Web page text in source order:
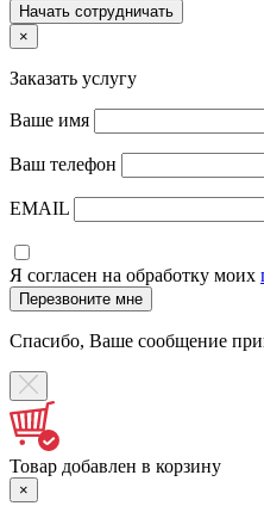
×
Заказать услугу
Ваше имя
Ваш телефон
EMAIL
Я согласен на обработку моих
Спасибо, Ваше сообщение
Товар добавлен в корзину
×